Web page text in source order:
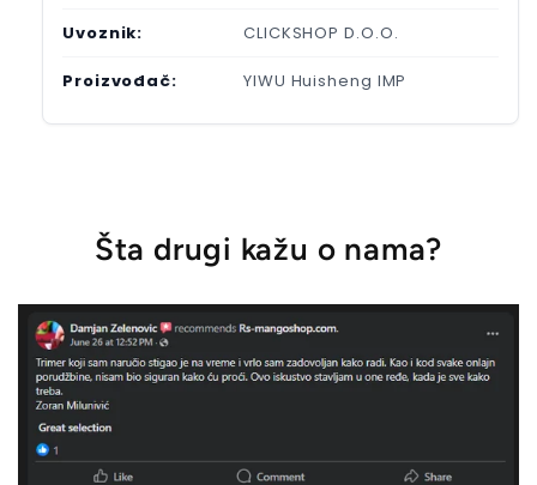
Uvoznik: CLICKSHOP D.O.O.
Proizvođač: YIWU Huisheng IMP
Šta drugi kažu o nama?